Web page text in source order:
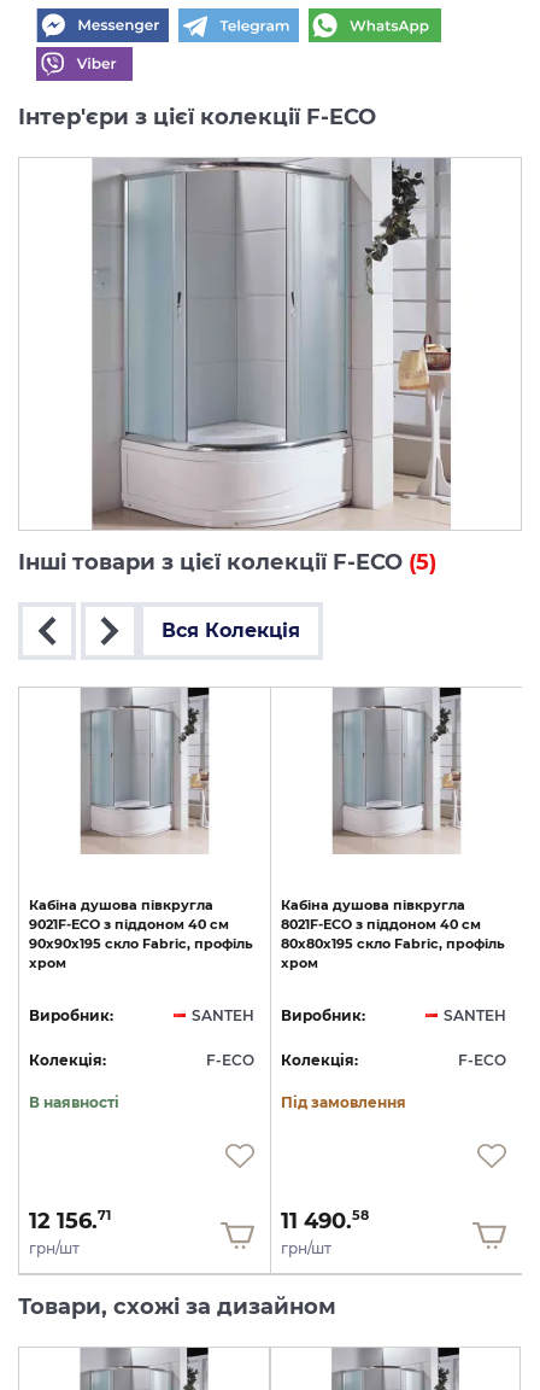
Інтер'єри з цієї колекції F-ECO
Інші товари з цієї колекції F-ECO (5)
Вся Колекція
Кабіна душова півкругла
9021F-ECO з піддоном 40 см
90х90х195 скло Fabric, профіль
хром
Виробник: SANTEH
Колекція: F-ECO
В наявності
12 156.71
грн/шт
Кабіна душова півкругла
8021F-ECO з піддоном 40 см
80х80х195 скло Fabric, профіль
хром
Виробник: SANTEH
Колекція: F-ECO
Під замовлення
11 490.58
грн/шт
Товари, схожі за дизайном